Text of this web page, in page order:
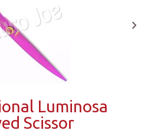
Luminosa
Scissor